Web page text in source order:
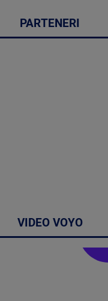
PARTENERI
VIDEO VOYO